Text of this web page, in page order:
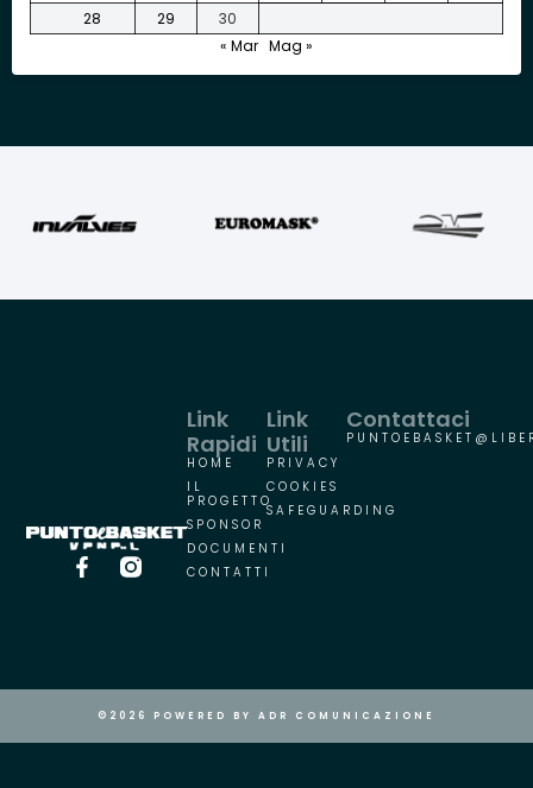
28
29
30
« Mar Mag »
Link
Utili
PRIVACY
COOKIES
SAFEGUARDING
Link
Rapidi
HOME
IL
PROGETTO
SPONSOR
DOCUMENTI
CONTATTI
Contattaci
©2026 POWERED BY ADR COMUNICAZIONE